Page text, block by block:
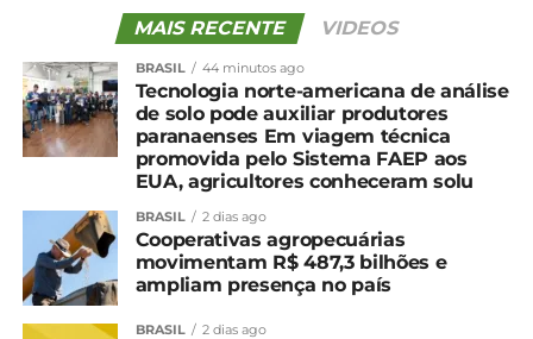
MAIS RECENTE VIDEOS
BRASIL 44 minutos ago
Tecnologia norte-americana de análise
de solo pode auxiliar produtores
paranaenses Em viagem técnica
promovida pelo Sistema FAEP aos
EUA, agricultores conheceram solu
BRASIL 2 dias ago
Cooperativas agropecuárias
movimentam R$ 487,3 bilhões e
ampliam presença no país
BRASIL 2 dias ago